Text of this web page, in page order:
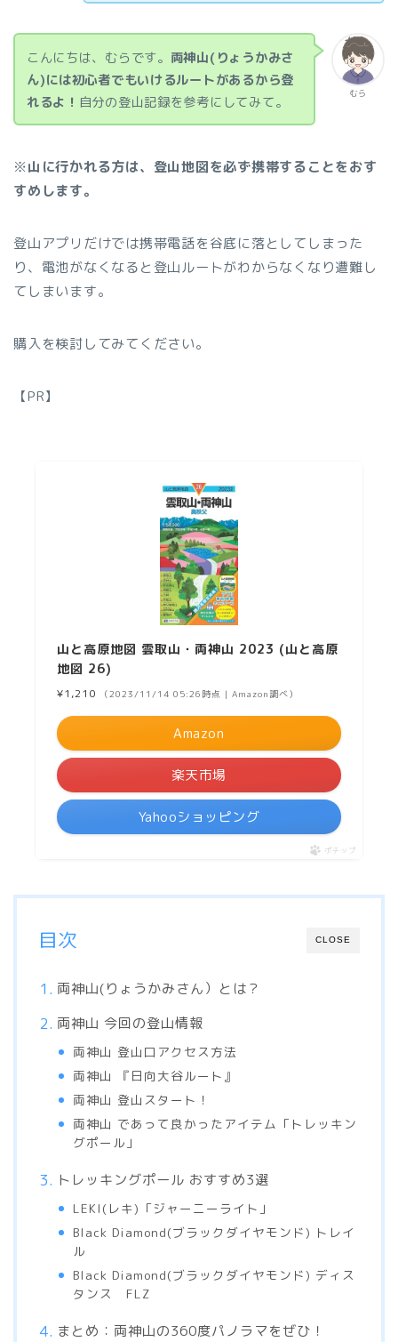
むら
こんにちは、むらです。 両神山(りょうかみさ
ん)には初心者でもいけるルートがあるから登
れるよ！ 自分の登山記録を参考にしてみて。
※山に行かれる方は、登山地図を必ず携帯することをおす
すめします。
登山アプリだけでは携帯電話を谷底に落としてしまった
り、電池がなくなると登山ルートがわからなくなり遭難し
てしまいます。
購入を検討してみてください。
【PR】
山と高原地図 雲取山・両神山 2023 (山と高原
地図 26)
¥1,210 （2023/11/14 05:26時点 | Amazon調べ）
Amazon
楽天市場
Yahooショッピング
ポチップ
CLOSE
目次
両神山(りょうかみさん）とは？
両神山 今回の登山情報
両神山 登山口アクセス方法
両神山 『日向大谷ルート』
両神山 登山スタート！
両神山 であって良かったアイテム「トレッキン
グポール」
トレッキングポール おすすめ3選
LEKI(レキ)「ジャーニーライト」
Black Diamond(ブラックダイヤモンド) トレイ
ル
Black Diamond(ブラックダイヤモンド) ディス
タンス FLZ
まとめ：両神山の360度パノラマをぜひ！